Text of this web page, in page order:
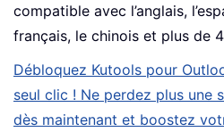
compatible avec l’anglais,
français, le chinois et plus de
Débloquez Kutools pour
seul clic ! Ne perdez plus une
dès maintenant et boostez